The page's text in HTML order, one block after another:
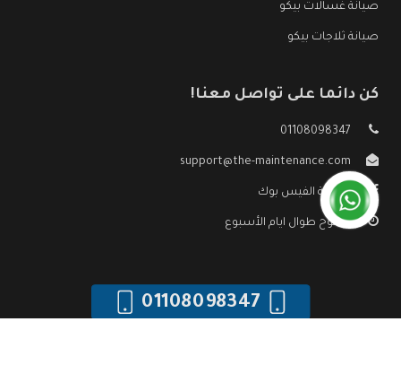
صيانة غسالات بيكو
صيانة ثلاجات بيكو
كن دائما على تواصل معنا!
01108098347
support@the-maintenance.com
صفحة الفيس بوك
مفتوح طوال ايام الأسبوع
01108098347